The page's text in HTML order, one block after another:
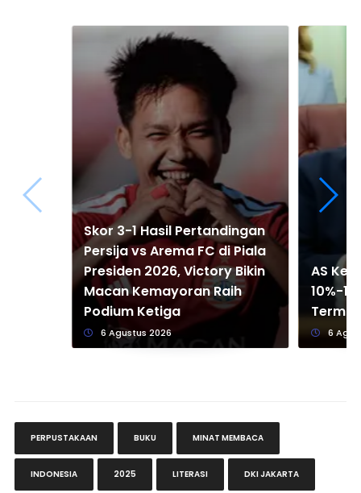
Skor 3-1 Hasil Pertandingan
Persija vs Arema FC di Piala
Presiden 2026, Victory Bikin
Macan Kemayoran Raih
Podium Ketiga
6 Agustus 2026
AS
10%-
6
PERPUSTAKAAN BUKU MINAT MEMBACA
INDONESIA 2025 LITERASI DKI JAKARTA